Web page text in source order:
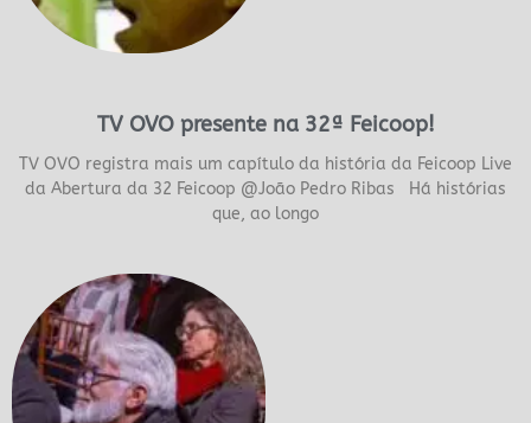
TV OVO presente na 32ª Feicoop!
TV OVO registra mais um capítulo da história da Feicoop Live
da Abertura da 32 Feicoop @João Pedro Ribas Há histórias
que, ao longo